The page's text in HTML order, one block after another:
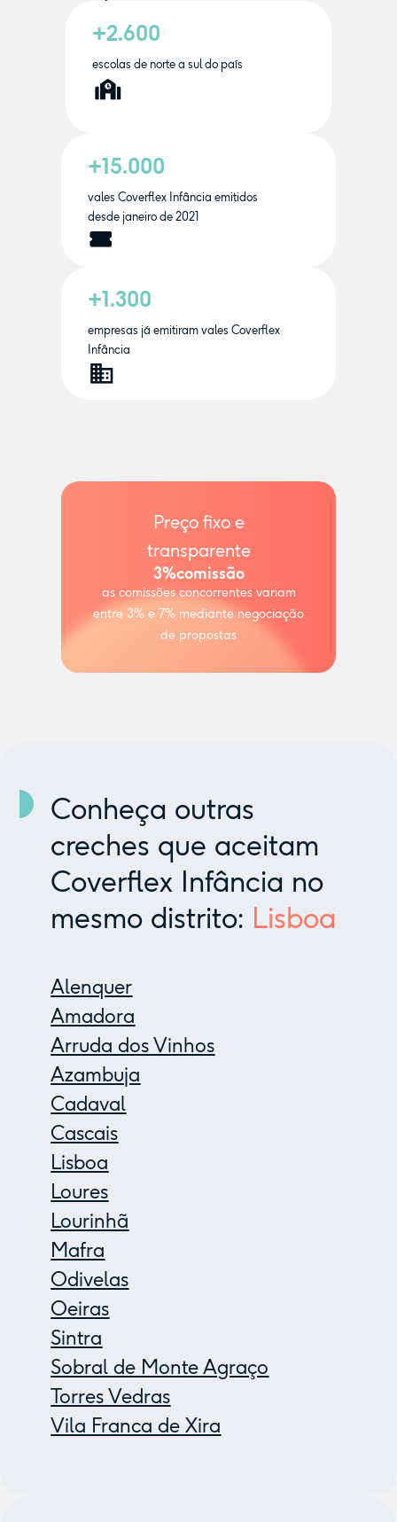
+2.600
escolas de norte a sul do país
+15.000
vales Coverflex Infância emitidos
desde janeiro de 2021
+1.300
empresas já emitiram vales Coverflex
Infância
Preço fixo e
transparente
3%comissão
as comissões concorrentes variam
entre 3% e 7% mediante negociação
de propostas
Conheça outras
creches que aceitam
Coverflex Infância no
mesmo distrito: Lisboa
Alenquer
Amadora
Arruda dos Vinhos
Azambuja
Cadaval
Cascais
Lisboa
Loures
Lourinhã
Mafra
Odivelas
Oeiras
Sintra
Sobral de Monte Agraço
Torres Vedras
Vila Franca de Xira